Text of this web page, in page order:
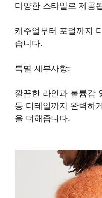
다양한 스타일로 제공
캐주얼부터 포멀까지
습니다.
특별 세부사항:
깔끔한 라인과 볼륨감
등 디테일까지 완벽하
을 더해줍니다.